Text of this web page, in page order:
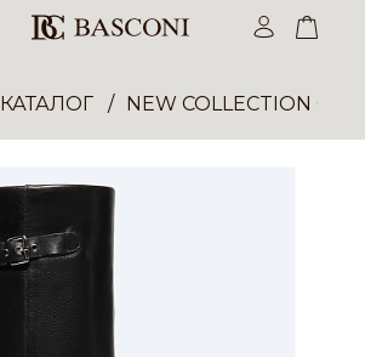
КАТАЛОГ NEW COLLECTION